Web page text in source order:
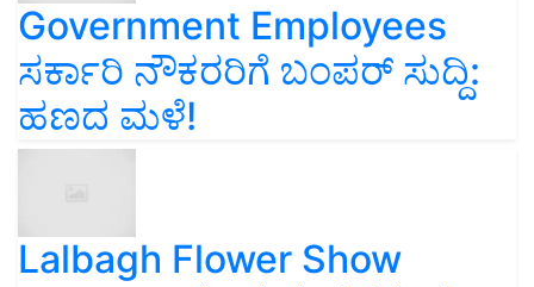
Government Employees
ಸರ್ಕಾರಿ ನೌಕರರಿಗೆ ಬಂಪರ್‌ ಸುದ್ದಿ:
ಹಣದ ಮಳೆ!
Lalbagh Flower Show